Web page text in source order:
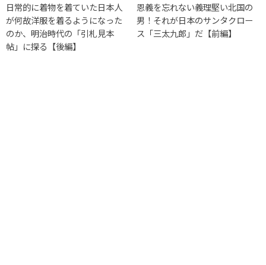
日常的に着物を着ていた日本人
が何故洋服を着るようになった
のか、明治時代の「引札見本
帖」に探る【後編】
恩義を忘れない義理堅い北国の
男！それが日本のサンタクロー
ス「三太九郎」だ【前編】